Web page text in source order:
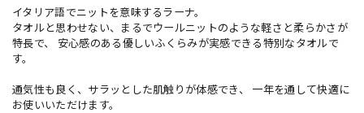
イタリア語でニットを意味するラーナ。
タオルと思わせない、まるでウールニットのような軽さと柔らかさが
特長で、 安心感のある優しいふくらみが実感できる特別なタオルで
す。
通気性も良く、サラッとした肌触りが体感でき、 一年を通して快適に
お使いいただけます。